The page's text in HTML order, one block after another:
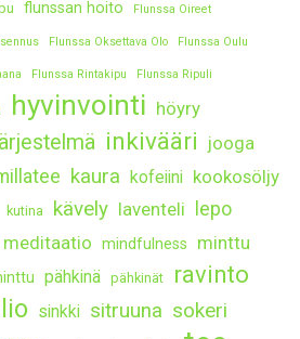
flunssan hoito Flunssa Oireet
Flunssa Oksettava Olo Flunssa Oulu
Flunssa Rintakipu Flunssa Ripuli
hyvinvointi höyry
inkivääri jooga
kaura kofeiini kookosöljy
kutina kävely laventeli lepo
meditaatio mindfulness minttu
pähkinä pähkinät ravinto
sinkki sitruuna sokeri